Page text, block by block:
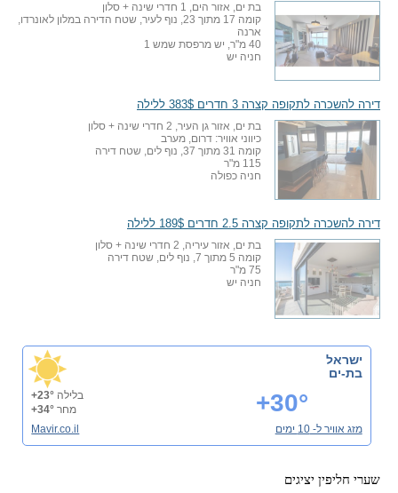
בת ים, אזור הים, 1 חדרי שינה + סלון
קומה 17 מתוך 23, נוף לעיר, שטח הדירה במלון לאונרדו,
ארנה
40 מ"ר, יש מרפסת שמש 1
חניה יש
דירה להשכרה לתקופה קצרה 3 חדרים 383$ ללילה
בת ים, אזור גן העיר, 2 חדרי שינה + סלון
כיווני אוויר: דרום, מערב
קומה 31 מתוך 37, נוף לים, שטח דירה
115 מ"ר
חניה כפולה
דירה להשכרה לתקופה קצרה 2.5 חדרים 189$ ללילה
בת ים, אזור עיריה, 2 חדרי שינה + סלון
קומה 5 מתוך 7, נוף לים, שטח דירה
75 מ"ר
חניה יש
ישראל
בת-ים
+30° בלילה +23°
מחר +34°
מזג אוויר ל- 10 ימים
Mavir.co.il
שערי חליפין יציגים